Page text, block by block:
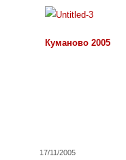
Куманово 2005
17/11/2005